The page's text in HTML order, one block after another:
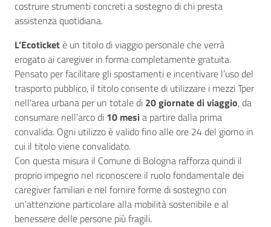
costruire strumenti concreti a sostegno di chi presta
assistenza quotidiana.
L’Ecoticketè un titolo di viaggio personale che verrà
erogato ai caregiver in forma completamente gratuita.
Pensato per facilitare gli spostamenti e incentivare l’uso del
trasporto pubblico, il titolo consente di utilizzare i mezzi Tper
nell’area urbana per un totale di 20 giornate di viaggio, da
consumare nell’arco di 10 mesia partire dalla prima
convalida. Ogni utilizzo è valido fino alle ore 24 del giorno in
cui il titolo viene convalidato.
Con questa misura il Comune di Bologna rafforza quindi il
proprio impegno nel riconoscere il ruolo fondamentale dei
caregiver familiari e nel fornire forme di sostegno con
un’attenzione particolare alla mobilità sostenibile e al
benessere delle persone più fragili.